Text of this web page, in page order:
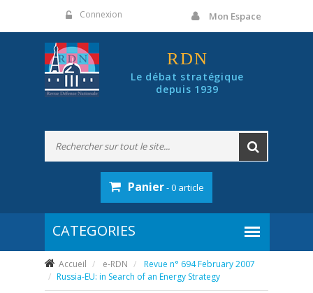
Connexion Mon Espace
RDN
Le débat stratégique
depuis 1939
Panier- 0 article
Accueil e-RDN
Revue n° 694 February 2007
Russia-EU: in Search of an Energy Strategy